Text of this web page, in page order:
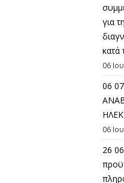
για
κατά
06
06
06
26